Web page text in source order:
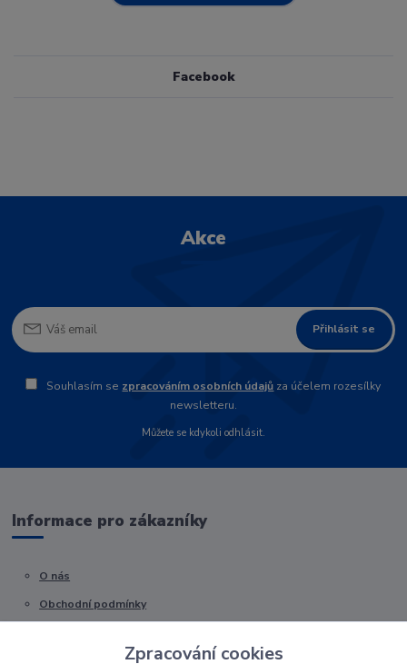
Facebook
Akce
Přihlásit se
Souhlasím se zpracováním osobních údajů za účelem rozesílky
newsletteru.
Můžete se kdykoli odhlásit.
Informace pro zákazníky
O nás
Obchodní podmínky
Zpracování cookies